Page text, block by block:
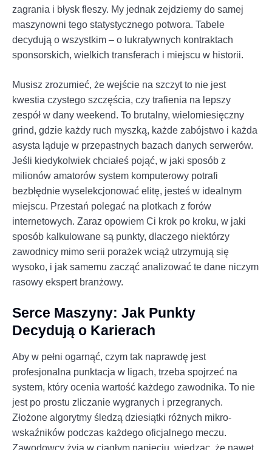
zagrania i błysk fleszy. My jednak zejdziemy do samej
maszynowni tego statystycznego potwora. Tabele
decydują o wszystkim – o lukratywnych kontraktach
sponsorskich, wielkich transferach i miejscu w historii.
Musisz zrozumieć, że wejście na szczyt to nie jest
kwestia czystego szczęścia, czy trafienia na lepszy
zespół w dany weekend. To brutalny, wielomiesięczny
grind, gdzie każdy ruch myszką, każde zabójstwo i każda
asysta ląduje w przepastnych bazach danych serwerów.
Jeśli kiedykolwiek chciałeś pojąć, w jaki sposób z
milionów amatorów system komputerowy potrafi
bezbłędnie wyselekcjonować elitę, jesteś w idealnym
miejscu. Przestań polegać na plotkach z forów
internetowych. Zaraz opowiem Ci krok po kroku, w jaki
sposób kalkulowane są punkty, dlaczego niektórzy
zawodnicy mimo serii porażek wciąż utrzymują się
wysoko, i jak samemu zacząć analizować te dane niczym
rasowy ekspert branżowy.
Serce Maszyny: Jak Punkty
Decydują o Karierach
Aby w pełni ogarnąć, czym tak naprawdę jest
profesjonalna punktacja w ligach, trzeba spojrzeć na
system, który ocenia wartość każdego zawodnika. To nie
jest po prostu zliczanie wygranych i przegranych.
Złożone algorytmy śledzą dziesiątki różnych mikro-
wskaźników podczas każdego oficjalnego meczu.
Zawodowcy żyją w ciągłym napięciu, wiedząc, że nawet